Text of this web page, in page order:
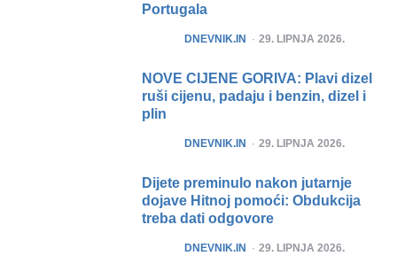
Portugala
POSTED
DNEVNIK.IN 29. LIPNJA 2026.
NOVE CIJENE GORIVA: Plavi dizel
ruši cijenu, padaju i benzin, dizel i
plin
POSTED
DNEVNIK.IN 29. LIPNJA 2026.
Dijete preminulo nakon jutarnje
dojave Hitnoj pomoći: Obdukcija
treba dati odgovore
POSTED
DNEVNIK.IN 29. LIPNJA 2026.